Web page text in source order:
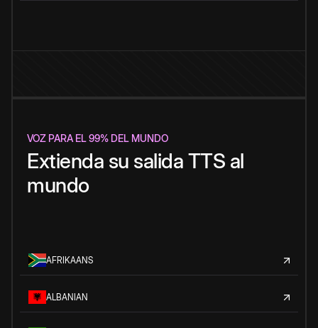
VOZ PARA EL 99% DEL MUNDO
Extienda su salida TTS al
mundo
AFRIKAANS
ALBANIAN